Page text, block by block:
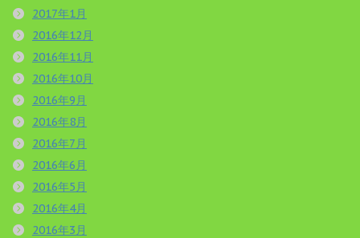
2017年1月
2016年12月
2016年11月
2016年10月
2016年9月
2016年8月
2016年7月
2016年6月
2016年5月
2016年4月
2016年3月